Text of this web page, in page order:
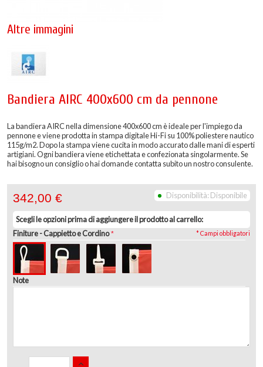
Altre immagini
Bandiera AIRC 400x600 cm da pennone
La bandiera AIRC nella dimensione 400x600 cm è ideale per l'impiego da
pennone e viene prodotta in stampa digitale Hi-Fi su 100% poliestere nautico
115g/m2. Dopo la stampa viene cucita in modo accurato dalle mani di esperti
artigiani. Ogni bandiera viene etichettata e confezionata singolarmente. Se
hai bisogno un consiglio o hai domande contatta subito un nostro consulente.
Disponibilità: Disponibile
342,00 €
Scegli le opzioni prima di aggiungere il prodotto al carrello:
Finiture- Cappietto e Cordino
Note
* Campi obbligatori